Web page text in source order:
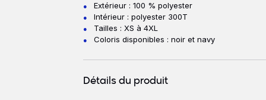
Extérieur : 100 % polyester
Intérieur : polyester 300T
Tailles : XS à 4XL
Coloris disponibles : noir et navy
Détails du produit